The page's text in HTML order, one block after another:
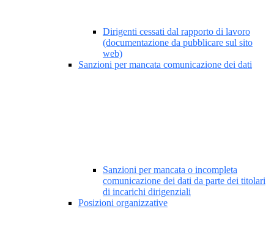
Dirigenti cessati dal rapporto di lavoro
(documentazione da pubblicare sul sito
web)
Sanzioni per mancata comunicazione dei dati
Sanzioni per mancata o incompleta
comunicazione dei dati da parte dei titolari
di incarichi dirigenziali
Posizioni organizzative